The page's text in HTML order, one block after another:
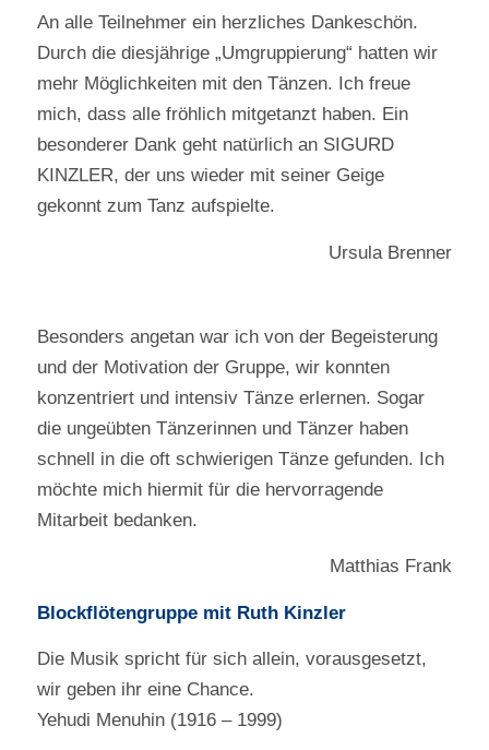
An alle Teilnehmer ein herzliches Dankeschön.
Durch die diesjährige „Umgruppierung“ hatten wir
mehr Möglichkeiten mit den Tänzen. Ich freue
mich, dass alle fröhlich mitgetanzt haben. Ein
besonderer Dank geht natürlich an SIGURD
KINZLER, der uns wieder mit seiner Geige
gekonnt zum Tanz aufspielte.
Ursula Brenner
Besonders angetan war ich von der Begeisterung
und der Motivation der Gruppe, wir konnten
konzentriert und intensiv Tänze erlernen. Sogar
die ungeübten Tänzerinnen und Tänzer haben
schnell in die oft schwierigen Tänze gefunden. Ich
möchte mich hiermit für die hervorragende
Mitarbeit bedanken.
Matthias Frank
Blockflötengruppe mit Ruth Kinzler
Die Musik spricht für sich allein, vorausgesetzt,
wir geben ihr eine Chance.
Yehudi Menuhin (1916 – 1999)